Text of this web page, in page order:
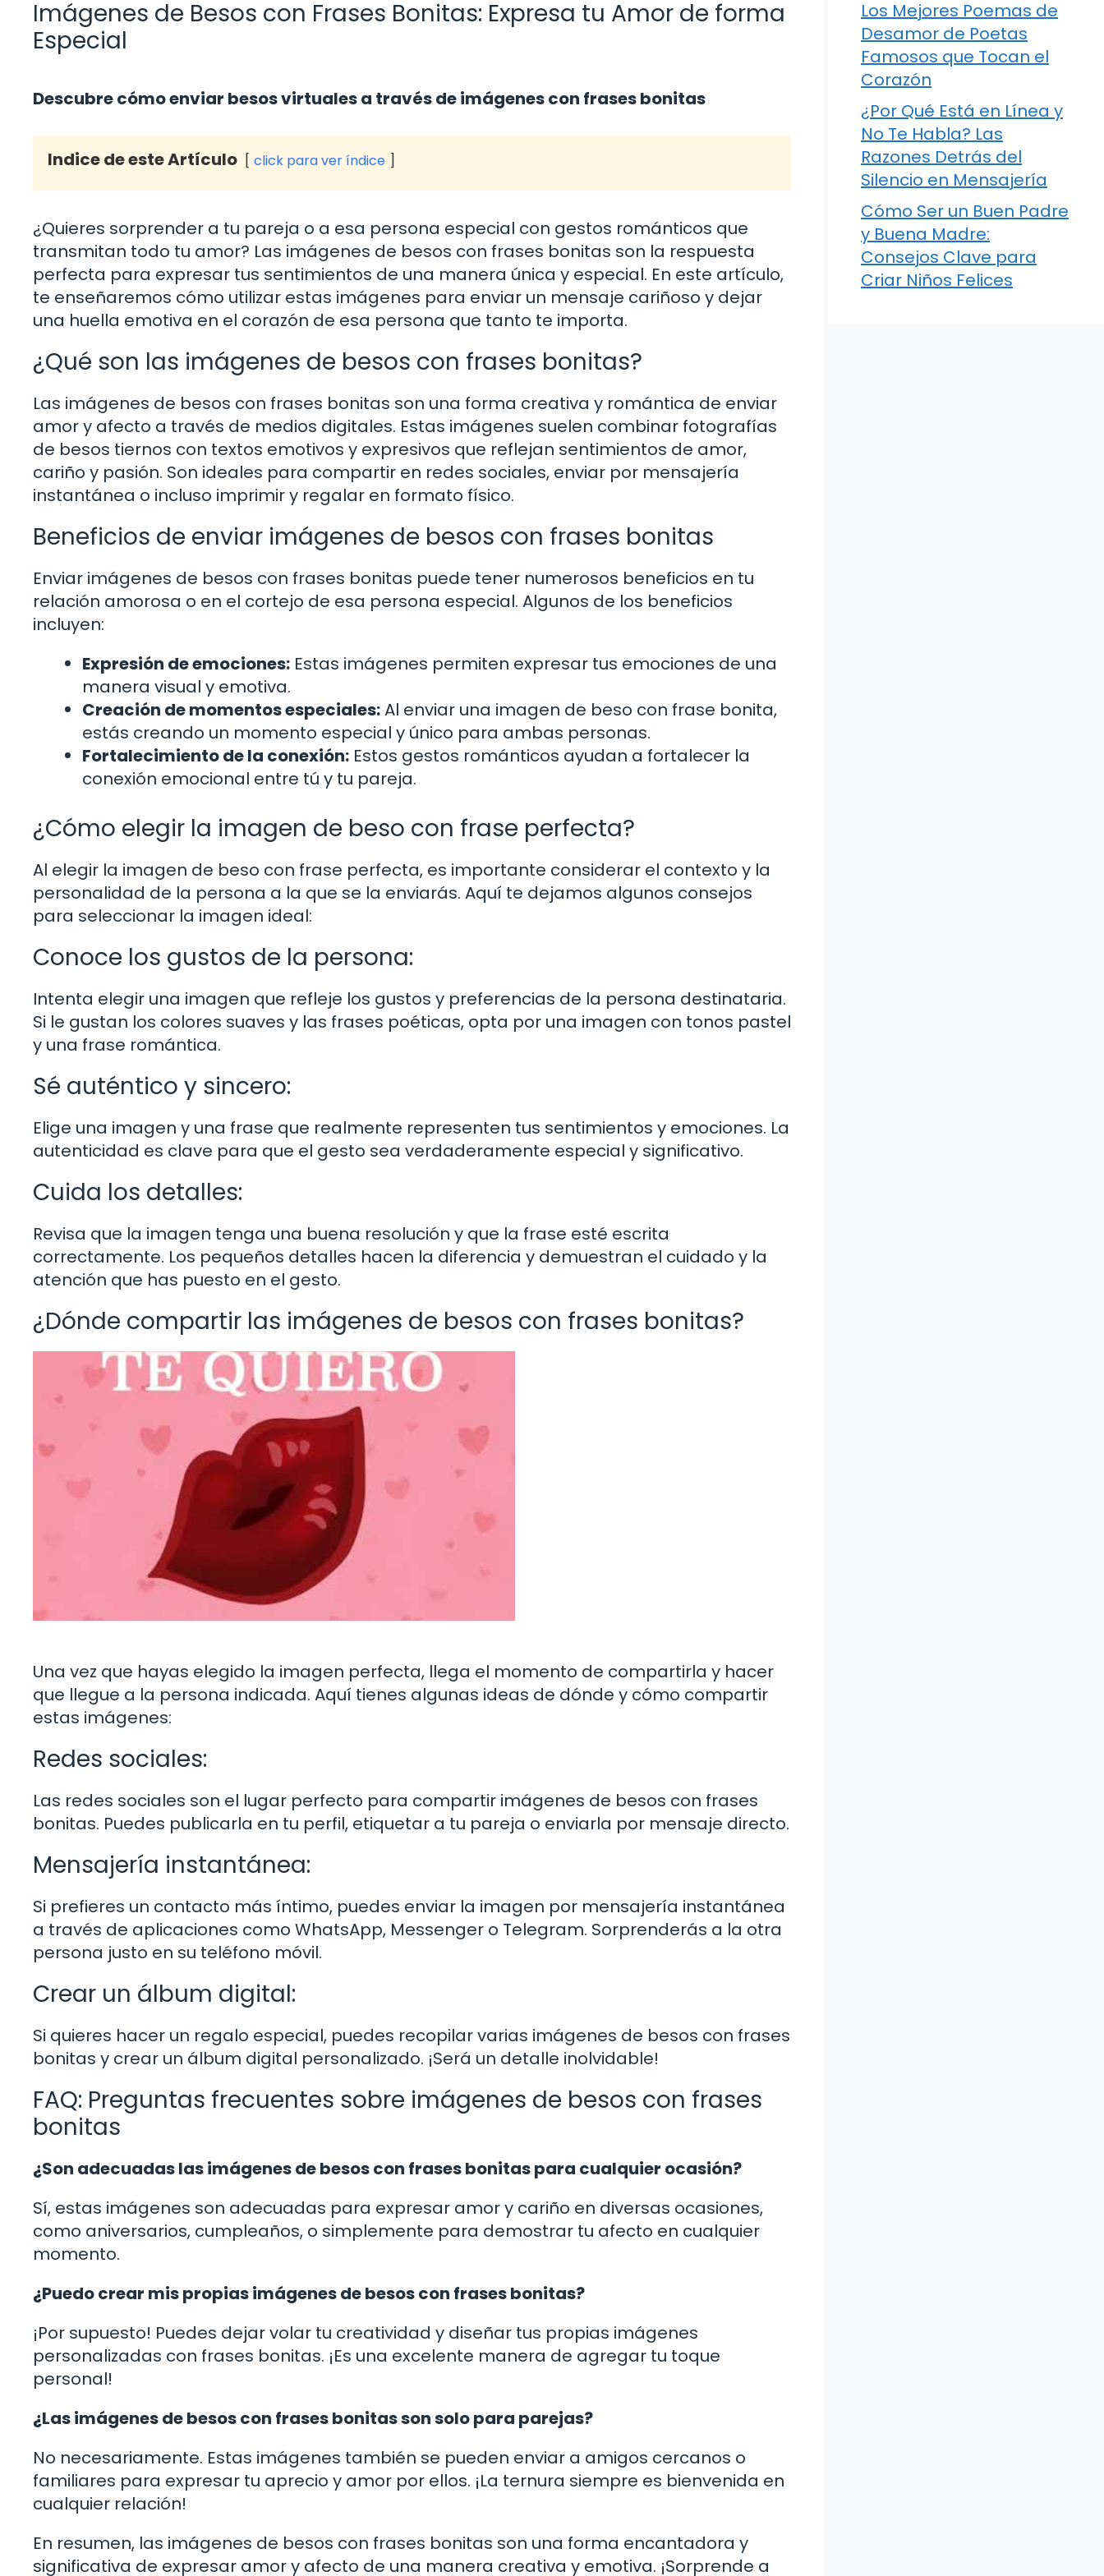
Imágenes de Besos con Frases Bonitas: Expresa tu Amor de forma
Especial
Descubre cómo enviar besos virtuales a través de imágenes con frases bonitas
Indice de este Artículo click para ver índice
¿Quieres sorprender a tu pareja o a esa persona especial con gestos románticos que
transmitan todo tu amor? Las imágenes de besos con frases bonitas son la respuesta
perfecta para expresar tus sentimientos de una manera única y especial. En este artículo,
te enseñaremos cómo utilizar estas imágenes para enviar un mensaje cariñoso y dejar
una huella emotiva en el corazón de esa persona que tanto te importa.
¿Qué son las imágenes de besos con frases bonitas?
Las imágenes de besos con frases bonitas son una forma creativa y romántica de enviar
amor y afecto a través de medios digitales. Estas imágenes suelen combinar fotografías
de besos tiernos con textos emotivos y expresivos que reflejan sentimientos de amor,
cariño y pasión. Son ideales para compartir en redes sociales, enviar por mensajería
instantánea o incluso imprimir y regalar en formato físico.
Beneficios de enviar imágenes de besos con frases bonitas
Enviar imágenes de besos con frases bonitas puede tener numerosos beneficios en tu
relación amorosa o en el cortejo de esa persona especial. Algunos de los beneficios
incluyen:
Expresión de emociones: Estas imágenes permiten expresar tus emociones de una
manera visual y emotiva.
Creación de momentos especiales:Al enviar una imagen de beso con frase bonita,
estás creando un momento especial y único para ambas personas.
Fortalecimiento de la conexión: Estos gestos románticos ayudan a fortalecer la
conexión emocional entre tú y tu pareja.
¿Cómo elegir la imagen de beso con frase perfecta?
Al elegir la imagen de beso con frase perfecta, es importante considerar el contexto y la
personalidad de la persona a la que se la enviarás. Aquí te dejamos algunos consejos
para seleccionar la imagen ideal:
Conoce los gustos de la persona:
Intenta elegir una imagen que refleje los gustos y preferencias de la persona destinataria.
Si le gustan los colores suaves y las frases poéticas, opta por una imagen con tonos pastel
y una frase romántica.
Sé auténtico y sincero:
Elige una imagen y una frase que realmente representen tus sentimientos y emociones. La
autenticidad es clave para que el gesto sea verdaderamente especial y significativo.
Cuida los detalles:
Revisa que la imagen tenga una buena resolución y que la frase esté escrita
correctamente. Los pequeños detalles hacen la diferencia y demuestran el cuidado y la
atención que has puesto en el gesto.
¿Dónde compartir las imágenes de besos con frases bonitas?
Una vez que hayas elegido la imagen perfecta, llega el momento de compartirla y hacer
que llegue a la persona indicada. Aquí tienes algunas ideas de dónde y cómo compartir
estas imágenes:
Redes sociales:
Las redes sociales son el lugar perfecto para compartir imágenes de besos con frases
bonitas. Puedes publicarla en tu perfil, etiquetar a tu pareja o enviarla por mensaje directo.
Mensajería instantánea:
Si prefieres un contacto más íntimo, puedes enviar la imagen por mensajería instantánea
a través de aplicaciones como WhatsApp, Messenger o Telegram. Sorprenderás a la otra
persona justo en su teléfono móvil.
Crear un álbum digital:
Si quieres hacer un regalo especial, puedes recopilar varias imágenes de besos con frases
bonitas y crear un álbum digital personalizado. ¡Será un detalle inolvidable!
FAQ: Preguntas frecuentes sobre imágenes de besos con frases
bonitas
¿Son adecuadas las imágenes de besos con frases bonitas para cualquier ocasión?
Sí, estas imágenes son adecuadas para expresar amor y cariño en diversas ocasiones,
como aniversarios, cumpleaños, o simplemente para demostrar tu afecto en cualquier
momento.
¿Puedo crear mis propias imágenes de besos con frases bonitas?
¡Por supuesto! Puedes dejar volar tu creatividad y diseñar tus propias imágenes
personalizadas con frases bonitas. ¡Es una excelente manera de agregar tu toque
personal!
¿Las imágenes de besos con frases bonitas son solo para parejas?
No necesariamente. Estas imágenes también se pueden enviar a amigos cercanos o
familiares para expresar tu aprecio y amor por ellos. ¡La ternura siempre es bienvenida en
cualquier relación!
En resumen, las imágenes de besos con frases bonitas son una forma encantadora y
significativa de expresar amor y afecto de una manera creativa y emotiva. ¡Sorprende a
Los Mejores Poemas de
Desamor de Poetas
Famosos que Tocan el
Corazón
¿Por Qué Está en Línea y
No Te Habla? Las
Razones Detrás del
Silencio en Mensajería
Cómo Ser un Buen Padre
y Buena Madre:
Consejos Clave para
Criar Niños Felices